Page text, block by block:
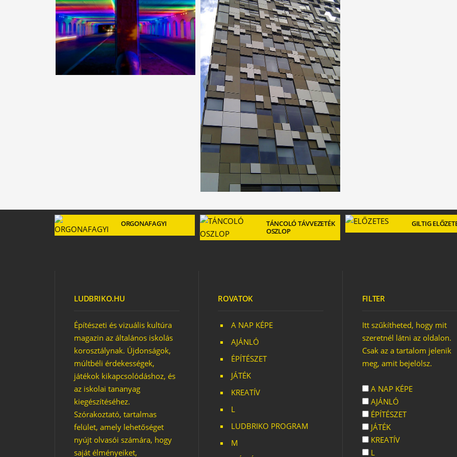
ORGONAFAGYI
TÁNCOLÓ TÁVVEZETÉK
OSZLOP
GILTIG
LUDBRIKO.HU
Építészeti és vizuális kultúra
magazin az általános iskolás
korosztálynak. Újdonságok,
múltbéli érdekességek,
játékok kikapcsolódáshoz, és
az iskolai tananyag
kiegészítéséhez.
Szórakoztató, tartalmas
felület, amely lehetőséget
nyújt olvasói számára, hogy
saját élményeiket,
ROVATOK
A NAP KÉPE
AJÁNLÓ
ÉPÍTÉSZET
JÁTÉK
KREATÍV
L
LUDBRIKO PROGRAM
M
FILTER
Itt szűkítheted, hogy mit
szeretnél látni az oldalon.
Csak az a tartalom jelenik
meg, amit bejelölsz.
A NAP KÉPE
AJÁNLÓ
ÉPÍTÉSZET
JÁTÉK
KREATÍV
L